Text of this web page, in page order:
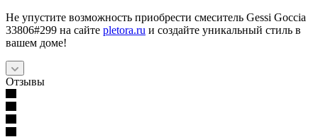
Не упустите возможность приобрести смеситель Gessi Goccia
33806#299 на сайте pletora.ru и создайте уникальный стиль в
вашем доме!
Отзывы